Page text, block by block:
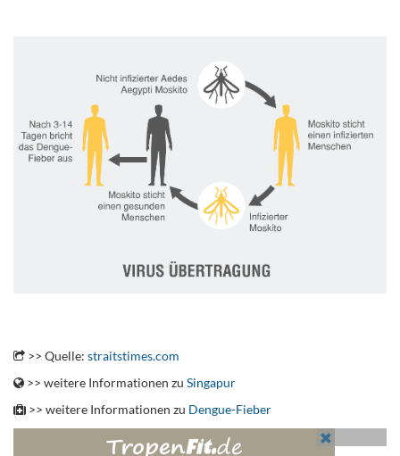
>> Quelle: straitstimes.com
>> weitere Informationen zu Singapur
>> weitere Informationen zu Dengue-Fieber